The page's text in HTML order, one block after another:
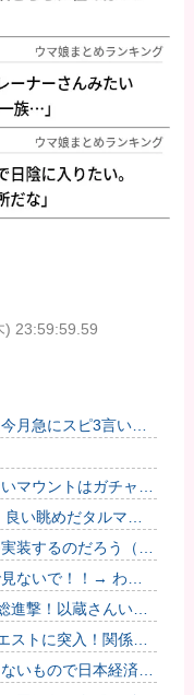
) 23:59:59.59
月急にスピ3言い出
マウントはガチャで
い眺めだタルマ
装するのだろう（ﾃﾞ
見ないで！！→ わか
進撃！以蔵さんいっ
蔵だけ連れて帰れ
ストに突入！関係な
人だよね…
いもので日本経済破